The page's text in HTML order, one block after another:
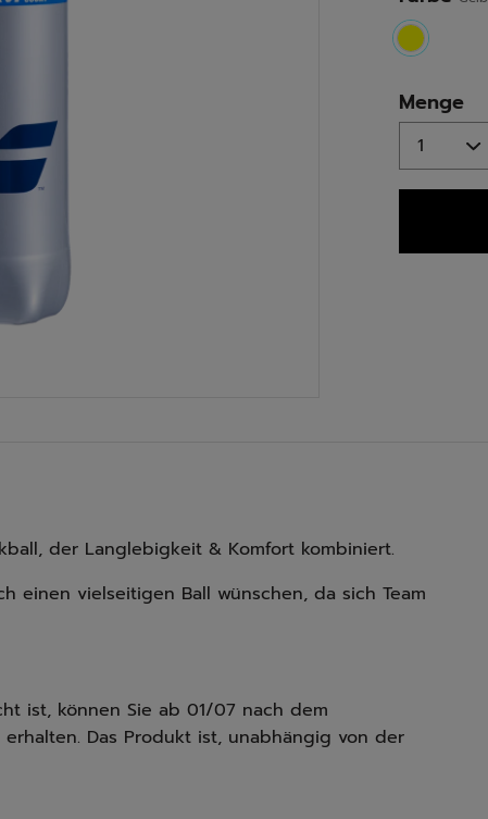
selected
Menge
der Langlebigkeit & Komfort kombiniert.
einen vielseitigen Ball wünschen, da sich Team
ist, können Sie ab 01/07 nach dem
Das Produkt ist, unabhängig von der